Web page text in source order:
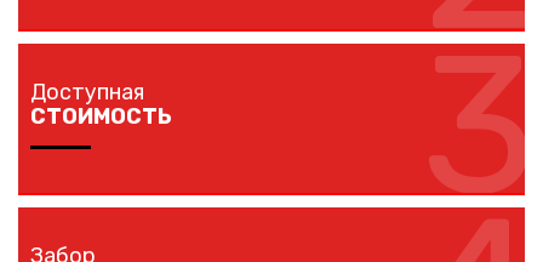
Мы доставляем комплектующие забора на любой
объект в вашем городе в кратчайшие сроки
собственным транспортом.
3
Доступная
СТОИМОСТЬ
решений по конкурентной цене.
Забор